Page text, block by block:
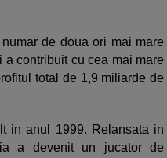
de doua ori mai mare
contribuit cu cea mai mare
total de 1,9 miliarde de
in anul 1999. Relansata in
a devenit un jucator de